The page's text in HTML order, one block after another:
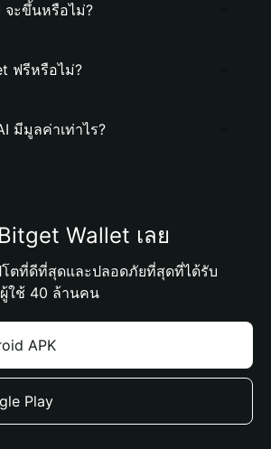
จะขึ้นหรือไม่?
ฟรีหรือไม่?
มีมูลค่าเท่าไร?
Wallet เลย
ตที่ดีที่สุดและปลอดภัยที่สุดที่ได้รับ
ผู้ใช้ 40 ล้านคน
APK
Play